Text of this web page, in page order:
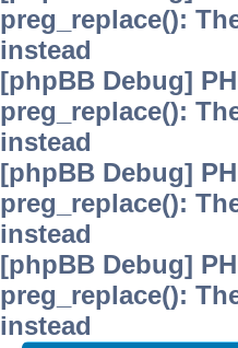
preg_replace():
instead
[phpBB Debug]
preg_replace():
instead
[phpBB Debug]
preg_replace():
instead
[phpBB Debug]
preg_replace():
instead